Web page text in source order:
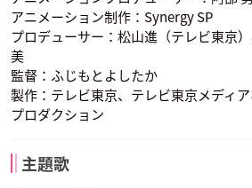
アニメーション制作：Synergy SP
プロデューサー：松山進（テレビ東京
美
監督：ふじもとよしたか
製作：テレビ東京、テレビ東京メディ
プロダクション
主題歌